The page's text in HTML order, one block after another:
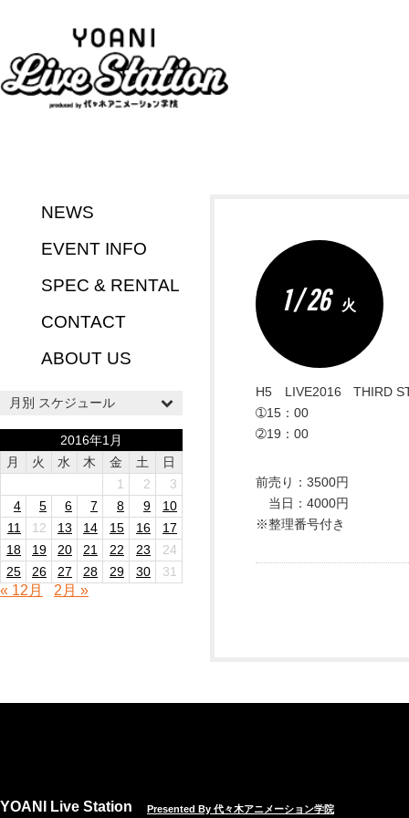
NEWS
EVENT INFO
SPEC & RENTAL
CONTACT
ABOUT US
月別 スケジュール
2016年1月
月
火 水 木 金 土
日
1
2
3
4
5 6 7 8 9
10
11
12 13 14 15 16
17
18
19 20 21 22 23
24
25
26 27 28 29 30 31
« 12月 2月 »
1 / 26 火
H5 LIVE2016 THIRD
➀15：00
➁19：00
前売り：3500円
当日：4000円
※整理番号付き
YOANI Live Station Presented By 代々木アニメーション学院